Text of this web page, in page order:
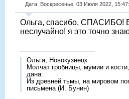
Дата: Воскресенье, 03 Июля 2022,
Ольга, спасибо, СПАСИБО!
неслучайно! я это точно
Ольга, Новокузнецк
Молчат гробницы, мумии и
дана:
Из древней тьмы, на мировом
письмена (И. Бунин)